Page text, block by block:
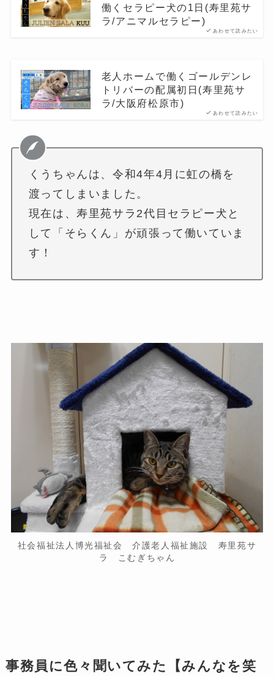
あわせて読みたい
働くセラピー犬の1日(寿里苑サ
ラ/アニマルセラピー)
あわせて読みたい
老人ホームで働くゴールデンレ
トリバーの配属初日(寿里苑サ
ラ/大阪府松原市)
くうちゃんは、令和4年4月に虹の橋を
渡ってしまいました。
現在は、寿里苑サラ2代目セラピー犬と
して「そらくん」が頑張って働いていま
す！
社会福祉法人博光福祉会 介護老人福祉施設 寿里苑サ
ラ こむぎちゃん
事務員に色々聞いてみた【みんなを笑